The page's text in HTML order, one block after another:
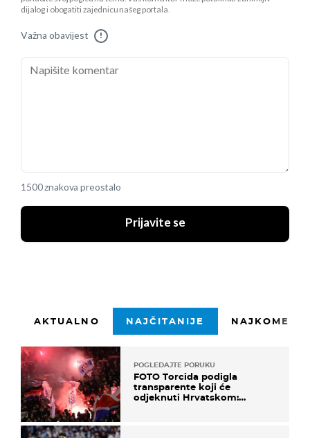
dijalog i obogatiti zajednicu našeg portala.
Važna obavijest !
1500 znakova preostalo
Prijavite se
AKTUALNO NAJČITANIJE
POGLEDAJTE PORUKU
FOTO Torcida podigla
transparente koji će
odjeknuti Hrvatskom: